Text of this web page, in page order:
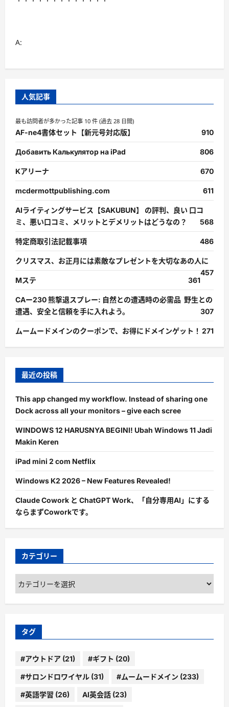
A:
人気記事
最も訪問者が多かった記事 10 件 (過去 28 日間)
AF-ne4書体セット【新元号対応版】 910
Добавить Калькулятор на iPad 806
Kアリーナ 670
mcdermottpublishing.com 611
AIライティングサービス【SAKUBUN】 の評判、良い 口コ
ミ、悪い口コミ、メリットとデメリットはどうなの？
568
特定商取引法記載事項 486
クリスマス、お正月には素敵なプレゼントを大切なあの人に
457
Mステ
361
CAー230 熊撃退スプレー: 自然との遭遇時の必需品 野生との
遭遇、安全と信頼を手に入れよう。
307
ムームードメインのクーポンで、お得にドメインゲット！ 271
最近の投稿
This app changed my workflow. Instead of sharing one
Dock across all your monitors – give each scree
WINDOWS 12 HARUSNYA BEGINI! Ubah Windows 11 Jadi
Makin Keren
iPad mini 2 com Netflix
Windows K2 2026 – New Features Revealed!
Claude Cowork と ChatGPT Work、「自分専用AI」にする
ならまずCoworkです。
カテゴリー
カ
テ
ゴ
ー
タグ
#アウトドア (21) #ギフト (20)
#サロンドロワイヤル (31) #ムームードメイン (233)
#英語学習 (26) AI英会話 (23)